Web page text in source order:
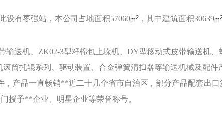
设有枣强站，本公司占地面积57060m2 ，其中建筑面积30639m2
送机、ZK02-3型籽棉包上垛机、DY型移动式皮带输送机、
筒托辊系列、驱动装置、合金弹簧清扫器等输送机械及配件
产品一直畅销**近二十几个省市自治区，部分产品配套出口
授予**企业、明星企业等荣誉称号。